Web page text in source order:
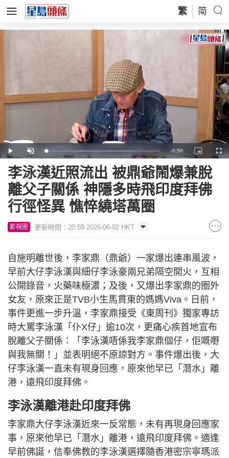
繁 简
Play Unmute Loaded:
77.72%
Remaining
Time
-0:50
Picture-
in-
李泳漢近照流出 被鼎爺鬧爆兼脫
離父子關係 神隱多時飛印度拜佛
行徑怪異 憔悴繞塔萬圈
影視圈 更新時間：20:59 2026-06-02 HKT
自施明離世後，李家鼎（鼎爺）一家爆出連串風波，
早前大仔李泳漢與細仔李泳豪兩兄弟隔空開火，互相
公開錄音，火藥味極濃；及後，又爆出李家鼎的圈外
女友，原來正是TVB小生馬貫東的媽媽Viva。日前，
事件更進一步升溫，李家鼎接受《東周刊》獨家專訪
時大罵李泳漢「仆X仔」逾10次，更痛心疾首地宣布
脫離父子關係：「李泳漢唔係我李家鼎個仔，佢嘅嘢
與我無關！」並表明絕不原諒對方。事件爆出後，大
仔李泳漢一直未有現身回應，原來他早已「潛水」離
港，遠飛印度拜佛。
李泳漢離港赴印度拜佛
李家鼎大仔李泳漢近來一反常態，未有再現身回應家
事，原來他早已「潛水」離港，遠飛印度拜佛。適逢
早前佛誕，信奉佛教的李泳漢選擇隨香港密宗寧瑪派